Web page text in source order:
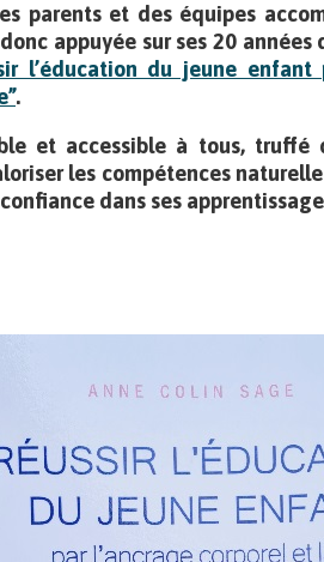
parents et des équipes
appuyée sur ses 20
l’éducation du jeune
.
et accessible à tous, truffé
les compétences
dans ses